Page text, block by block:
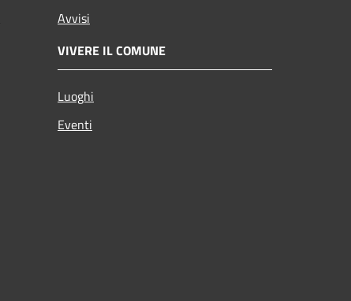
Avvisi
VIVERE IL COMUNE
Luoghi
Eventi